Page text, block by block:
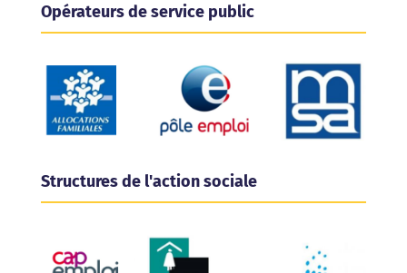
Opérateurs de service public
Structures de l'action sociale